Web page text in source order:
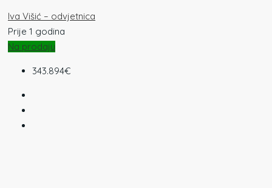
Iva Višić – odvjetnica
Prije 1 godina
Na prodaju
343.894€